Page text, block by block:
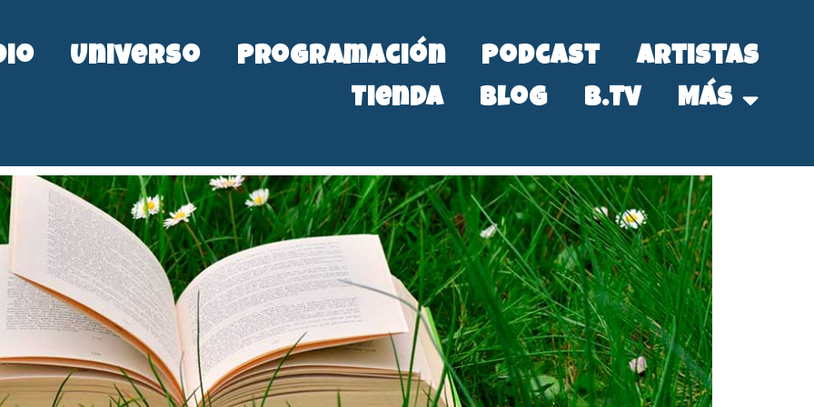
Universo Programación Podcast
Artistas
Tienda
Blog B.Tv Más